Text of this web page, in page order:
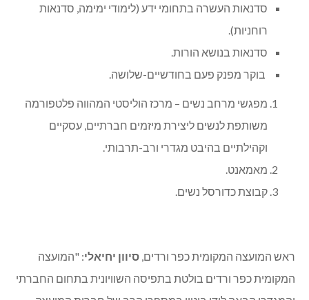
סדנאות העשרה בתחומי ידע (לימודי ימימה, סדנאות
רוחניות).
סדנאות בנושא הורות.
בוקר מפנק פעם בחודשיים-שלושה.
מפגשי מרחב נשים – מרכז הוליסטי המהווה פלטפורמה
משותפת לנשים ליצירת מיזמים חברתיים, עסקיים
וקהילתיים בהיבט מגדרי ורב-תרבותי.
מאמאנט.
קבוצת כדורסל נשים.
ראש המועצה המקומית כפר ורדים, סיוון יחיאלי: "המועצה
המקומית כפר ורדים בולטת בתפיסה השוויונית בתחום החברתי